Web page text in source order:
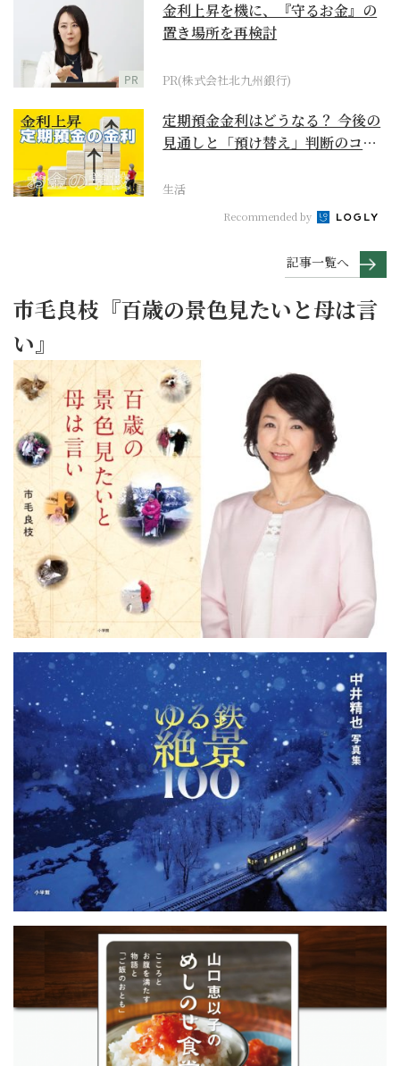
PR
金利上昇を機に、『守るお金』の
置き場所を再検討
PR(株式会社北九州銀行)
定期預金金利はどうなる？ 今後の
見通しと「預け替え」判断のコツ
生活
Recommended by
記事一覧へ
市毛良枝『百歳の景色見たいと母は言
い』